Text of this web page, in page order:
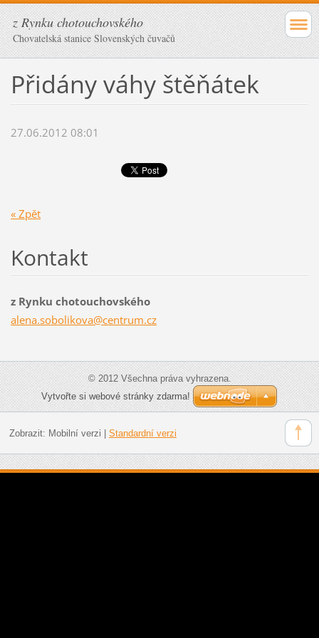
z Rynku chotouchovského
Chovatelská stanice Slovenských čuvačů
Přidány váhy štěňátek
27.06.2012 08:01
« Zpět
Kontakt
z Rynku chotouchovského
alena.sobolikova@centrum.cz
© 2012 Všechna práva vyhrazena.
Vytvořte si webové stránky zdarma!
Zobrazit: Mobilní verzi Standardní verzi